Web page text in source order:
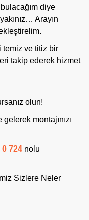
diye
Arayın
ve titiz bir
takip ederek hizmet
olun!
montajınızı
0 724 nolu
Sizlere Neler